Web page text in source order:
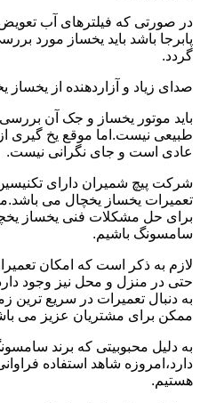
در صورتی که فیلترهای آب
پابرجا باشد باید یخساز مورد
گردد.
صدای زیاد و آزاردهنده از
باید موتور یخساز و جک آن
طبیعی نیست.اما موقع یخ گیری
عادی است و جای نگرانی نیست.
شرکت پیچ شمیران دارای تکنیسین
تعمیرات یخساز یخچال می
برای حل مشکلات فنی یخساز
سامسونگ باشیم.
لازم به ذکر است که امکان
حتی در منزل و محل نیز وجود
به دنبال تعمیرات در سریع
ممکن برای مشتریان عزیز می
به دلیل محبوبیتی که برند
دارد،امروزه شاهد استفاده
هستیم.